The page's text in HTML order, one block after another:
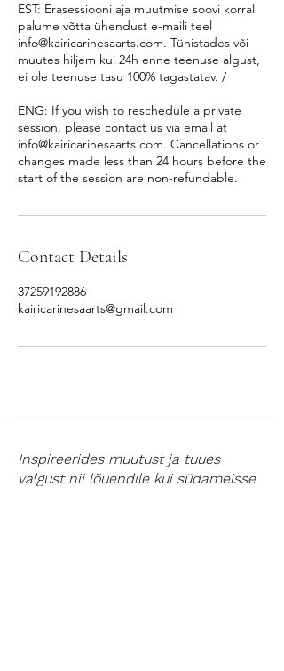
EST: Erasessiooni aja muutmise soovi korral
palume võtta ühendust e-maili teel
info@kairicarinesaarts.com. Tühistades või
muutes hiljem kui 24h enne teenuse algust,
ei ole teenuse tasu 100% tagastatav. /
ENG: If you wish to reschedule a private
session, please contact us via email at
info@kairicarinesaarts.com. Cancellations or
changes made less than 24 hours before the
start of the session are non-refundable.
Contact Details
37259192886
kairicarinesaarts@gmail.com
Inspireerides muutust ja tuues
valgust nii lõuendile kui südameisse